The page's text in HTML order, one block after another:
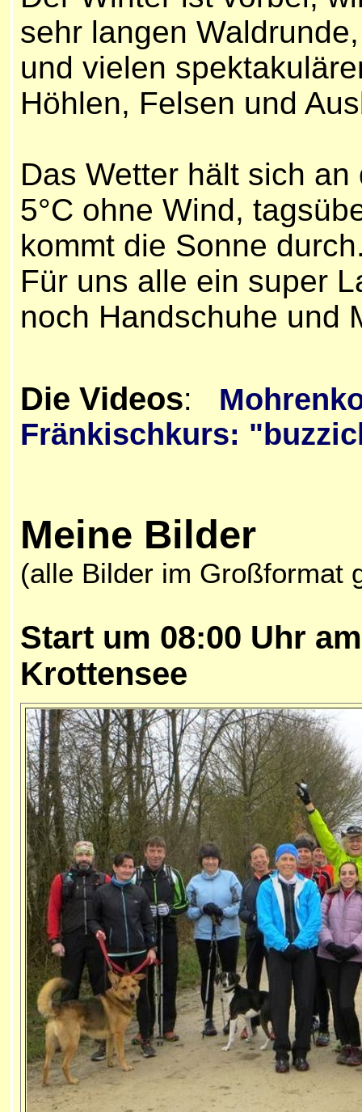
sehr langen
und vielen
Höhlen, Felsen und
Das Wetter hält sich
5°C ohne Wind,
kommt die Sonne
Für uns alle ein super
noch Handschuhe und
Die Videos:
Fränkischkurs:
Meine Bilder
(alle Bilder im Großformat
Start um 08:00 Uhr
Krottensee